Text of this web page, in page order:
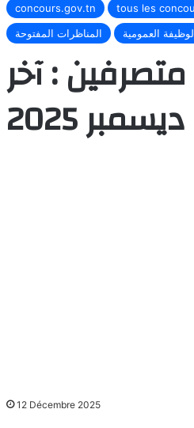
concours.gov.tn
tous les
المناظرات المفتوحة
العمومية
: آخر
12 Décembre 2025